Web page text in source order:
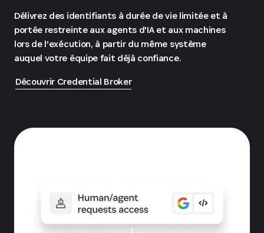
Délivrez des identifiants à durée de vie limitée et à
portée restreinte aux agents d'IA et aux machines
lors de l'exécution, à partir du même système
auquel votre équipe fait déjà confiance.
Découvrir Credential Broker